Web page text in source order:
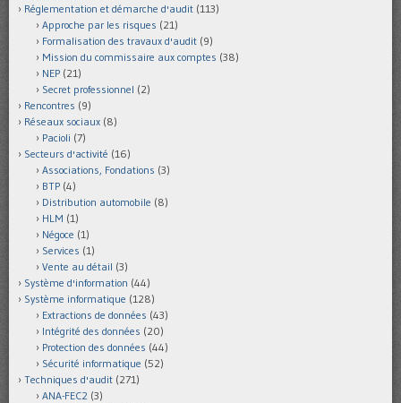
Réglementation et démarche d'audit (113)
Approche par les risques (21)
Formalisation des travaux d'audit (9)
Mission du commissaire aux comptes (38)
NEP (21)
Secret professionnel (2)
Rencontres (9)
Réseaux sociaux (8)
Pacioli (7)
Secteurs d'activité (16)
Associations, Fondations (3)
BTP (4)
Distribution automobile (8)
HLM (1)
Négoce (1)
Services (1)
Vente au détail (3)
Système d'information (44)
Système informatique (128)
Extractions de données (43)
Intégrité des données (20)
Protection des données (44)
Sécurité informatique (52)
Techniques d'audit (271)
ANA-FEC2 (3)